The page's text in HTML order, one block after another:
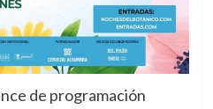
de programación